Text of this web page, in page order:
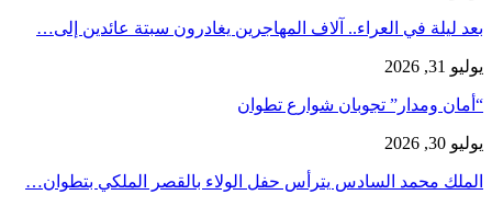
بعد ليلة في العراء.. آلاف المهاجرين يغادرون سبتة عائدين إلى…
يوليو 31, 2026
“أمان ومدار” تجوبان شوارع تطوان
يوليو 30, 2026
الملك محمد السادس يترأس حفل الولاء بالقصر الملكي بتطوان…